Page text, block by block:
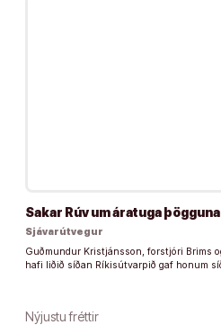
Sakar Rúv um áratuga
Sjávarútvegur
Guðmundur Kristjánsson, forstjóri Brims
hafi liðið síðan Ríkisútvarpið gaf honum
Nýjustu fréttir